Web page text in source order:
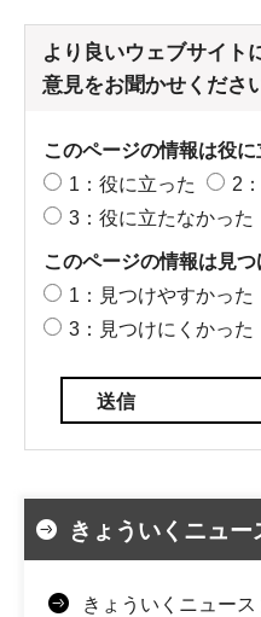
より良いウェブサイト
意見をお聞かせくださ
このページの情報は役
1：役に立った
2
3：役に立たなかった
このページの情報は見
1：見つけやすかった
3：見つけにくかった
きょういくニュー
きょういくニュー